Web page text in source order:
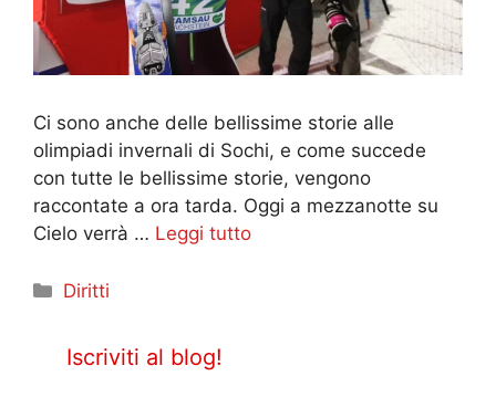
Ci sono anche delle bellissime storie alle
olimpiadi invernali di Sochi, e come succede
con tutte le bellissime storie, vengono
raccontate a ora tarda. Oggi a mezzanotte su
Cielo verrà … Leggi tutto
Categorie
Diritti
Iscriviti al blog!